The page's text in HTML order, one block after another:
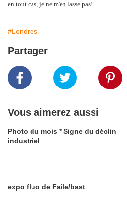
en tout cas, je ne m'en lasse pas!
#Londres
Partager
Vous aimerez aussi
Photo du mois * Signe du déclin
industriel
expo fluo de Faile/bast